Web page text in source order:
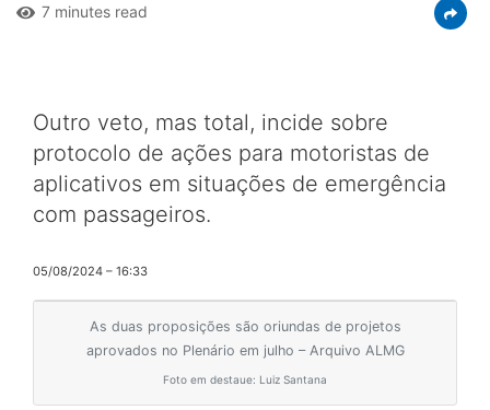
7 minutes read
Outro veto, mas total, incide sobre
protocolo de ações para motoristas de
aplicativos em situações de emergência
com passageiros.
05/08/2024 – 16:33
As duas proposições são oriundas de projetos
aprovados no Plenário em julho – Arquivo ALMG
Foto em destaue: Luiz Santana